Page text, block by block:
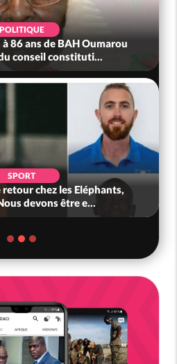
POLITIQUE
86 ans de BAH Oumarou
conseil constituti...
SPORT
chez les Eléphants,
devons être e...